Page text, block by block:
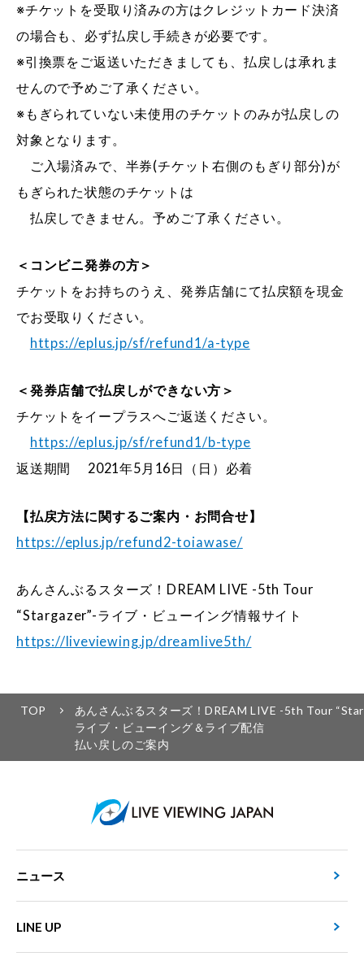
※チケットを受取り済みの方はクレジットカード決済
の場合も、必ず払戻し手続きが必要です。
※引換票をご返送いただきましても、払戻しは承れま
せんので予めご了承ください。
※もぎられていない未使用のチケットのみが払戻しの
対象となります。
ご入場済みで、半券(チケット右側のもぎり部分)が
もぎられた状態のチケットは
払戻しできません。予めご了承ください。
＜コンビニ発券の方＞
チケットをお持ちのうえ、発券店舗にて払戻額を現金
でお受取りください。
https://eplus.jp/sf/refund1/a-type
＜発券店舗で払戻しができない方＞
チケットをイープラスへご返送ください。
https://eplus.jp/sf/refund1/b-type
返送期間 2021年5月16日（日）必着
【払戻方法に関するご案内・お問合せ】
https://eplus.jp/refund2-toiawase/
あんさんぶるスターズ！DREAM LIVE -5th Tour
“Stargazer”-ライブ・ビューイング情報サイト
https://liveviewing.jp/dreamlive5th/
TOP
あんさんぶるスターズ！DREAM LIVE -5th Tour
ライブ・ビューイング＆ライブ配信
払い戻しのご案内
ニュース
LINE UP